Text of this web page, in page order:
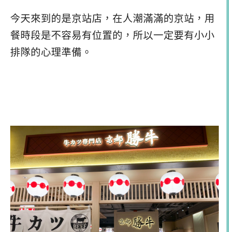
今天來到的是京站店，在人潮滿滿的京站，用
餐時段是不容易有位置的，所以一定要有小小
排隊的心理準備。